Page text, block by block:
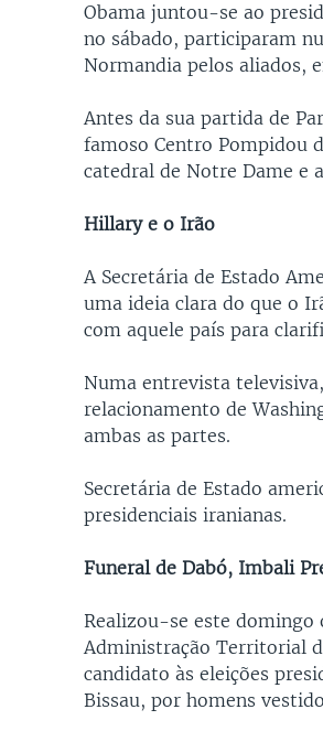
Obama juntou-se ao
no sábado, participaram
Normandia pelos aliados,
Antes da sua partida de
famoso Centro Pompidou
catedral de Notre Dame e
Hillary e o Irão
A Secretária de Estado
uma ideia clara do que o
com aquele país para
Numa entrevista
relacionamento de
ambas as partes.
Secretária de Estado
presidenciais iranianas.
Funeral de Dabó, Imbali
Realizou-se este
Administração Territorial
candidato às eleições
Bissau, por homens